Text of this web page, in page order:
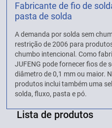
Fabricante de fio de
pasta de solda
A demanda por solda sem
restrição de 2006 para
chumbo intencional. Como
JUFENG pode fornecer fios de
diâmetro de 0,1 mm ou maior.
produtos inclui também uma
solda, fluxo, pasta e pó.
Lista de produtos